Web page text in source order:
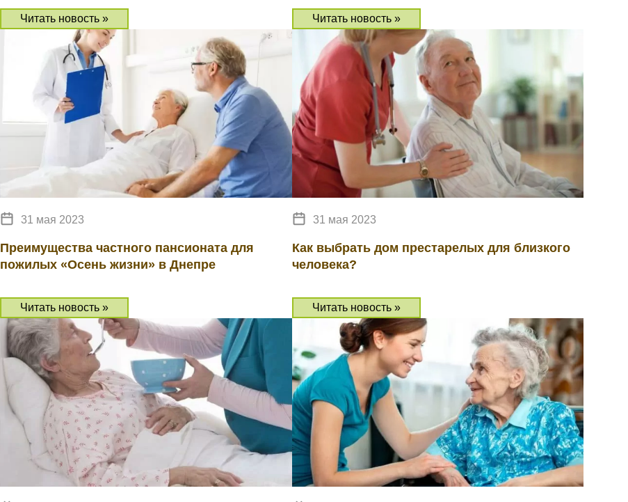
Читать новость » Читать новость »
31 мая 2023
Преимущества частного пансионата для
пожилых «Осень жизни» в Днепре
Читать новость »
31 мая 2023
Как выбрать дом престарелых для близкого
человека?
Читать новость »